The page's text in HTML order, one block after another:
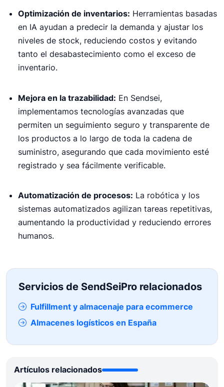
Optimización de inventarios: Herramientas basadas
en IA ayudan a predecir la demanda y ajustar los
niveles de stock, reduciendo costos y evitando
tanto el desabastecimiento como el exceso de
inventario.
Mejora en la trazabilidad: En Sendsei,
implementamos tecnologías avanzadas que
permiten un seguimiento seguro y transparente de
los productos a lo largo de toda la cadena de
suministro, asegurando que cada movimiento esté
registrado y sea fácilmente verificable.
Automatización de procesos: La robótica y los
sistemas automatizados agilizan tareas repetitivas,
aumentando la productividad y reduciendo errores
humanos.
Servicios de SendSeiPro relacionados
Fulfillment y almacenaje para ecommerce
Almacenes logísticos en España
Artículos relacionados